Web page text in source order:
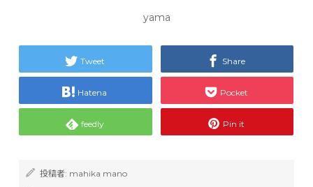
yama
Tweet Share
Hatena Pocket
feedly Pin it
投稿者: mahika mano